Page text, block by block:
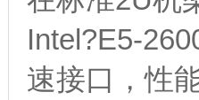
Intel?E5-
速接口，性